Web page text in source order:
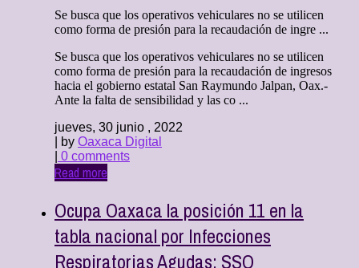
Se busca que los operativos vehiculares no se utilicen
como forma de presión para la recaudación de ingre ...
Se busca que los operativos vehiculares no se utilicen
como forma de presión para la recaudación de ingresos
hacia el gobierno estatal San Raymundo Jalpan, Oax.-
Ante la falta de sensibilidad y las co ...
jueves, 30 junio , 2022
| by Oaxaca Digital
0 comments
Read more
Ocupa Oaxaca la posición 11 en la
tabla nacional por Infecciones
Respiratorias Agudas: SSO